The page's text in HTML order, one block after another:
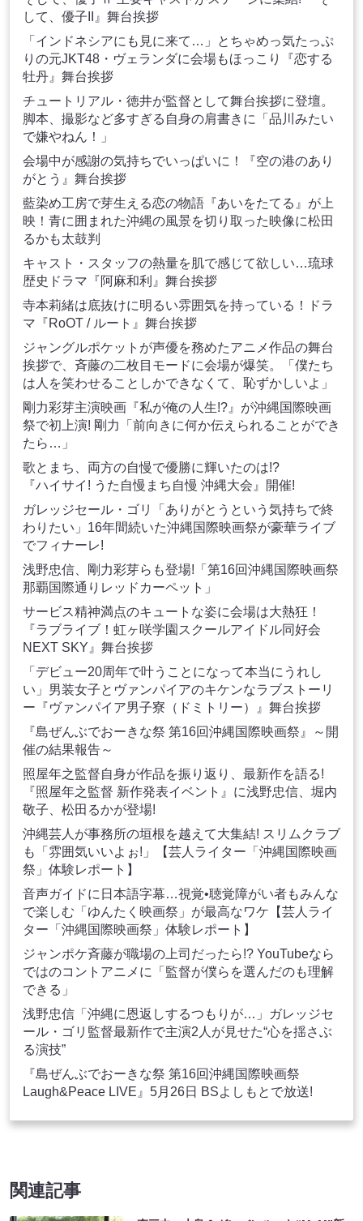
して、優子II』舞台挨拶
「インドネシアにも見に来て…」とちゃめっ気たっぷ
りの元JKT48・ヴェランダに会場もほっこり『恋する
牡丹』舞台挨拶
チュートリアル・徳井が監督として舞台挨拶に登壇。
脚本、撮影など多すぎる自身の肩書きに「品川みたい
で嫌やねん！」
会場中が感謝の気持ちでいっぱいに！『空の港のあり
がとう』舞台挨拶
藍染め工房で芽生える恋の物語『あいをたてる』が上
映！青に囲まれた沖縄の風景を切り取った映像に松田
るかも太鼓判
キャスト・スタッフの熱量を肌で感じて欲しい…琉球
歴史ドラマ『阿麻和利』舞台挨拶
寺本莉緒は底抜けに明るい雰囲気を持っている！ドラ
マ『RoOT / ルート』舞台挨拶
ジャングルポケットが声優を務めたアニメ作品の舞台
挨拶で、斉藤の二枚目モードに会場が爆笑。「僕たち
は人を笑わせることしかできなくて、恥ずかしいよ」
剛力彩芽主演映画『私が俺の人生!?』が沖縄国際映画
祭で初上演! 剛力「前向きに何か伝えられることができ
たら…」
歌とまち、両方の自慢で優勝に輝いたのは!?
『ハイサイ! うた自慢まち自慢 沖縄大会』開催!
ガレッジセール・ゴリ「ありがとうという気持ちで終
わりたい」16年間続いた沖縄国際映画祭が豪華ライブ
でフィナーレ!
浅野忠信、剛力彩芽らも登場!「第16回沖縄国際映画祭
那覇国際通りレッドカーペット」
サービス精神満点のキュートな姿に会場は大熱狂！
『ラブライブ！虹ヶ咲学園スクールアイドル同好会
NEXT SKY』舞台挨拶
「デビュー20周年で叶うことになって本当にうれし
い」男装女子とヴァンパイアのキケンなラブストーリ
ー『ヴァンパイア男子寮（ドミトリー）』舞台挨拶
『島ぜんぶでおーきな祭 第16回沖縄国際映画祭』～開
催の結果報告～
照屋年之監督自身が作品を振り返り、最新作を語る!
『照屋年之監督 新作発表イベント』に浅野忠信、堀内
敬子、松田るかが登場!
沖縄芸人が事務所の垣根を越えて大集結! スリムクラブ
も「雰囲気いいよぉ!」【芸人ライター「沖縄国際映画
祭」体験レポート】
音声ガイドに日本語字幕…視覚•聴覚障がい者もみんな
で楽しむ「ゆんたく映画祭」が最高なワケ【芸人ライ
ター「沖縄国際映画祭」体験レポート】
ジャンポケ斉藤が職場の上司だったら!? YouTubeなら
ではのコントアニメに「監督が僕らを選んだのも理解
できる」
浅野忠信「沖縄に恩返しするつもりが…」ガレッジセ
ール・ゴリ監督最新作で主演2人が見せた“心を揺さぶ
る演技”
『島ぜんぶでおーきな祭 第16回沖縄国際映画祭
Laugh&Peace LIVE』5月26日 BSよしもとで放送!
関連記事